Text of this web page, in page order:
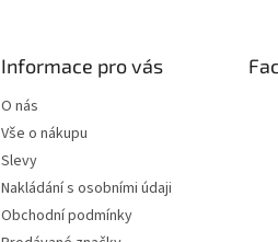
Informace pro vás
O nás
Vše o nákupu
Slevy
Nakládání s osobními údaji
Obchodní podmínky